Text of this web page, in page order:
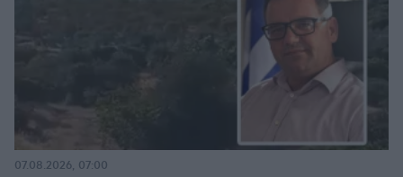
07.08.2026, 07:00